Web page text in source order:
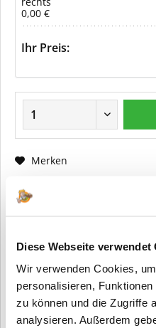
Diese Webseite verwendet
Wir verwenden Cookies,
personalisieren,
zu können und die Zugriffe
analysieren. Außerdem
0,00 €
Ihr Preis:
Merken
Artikel-Nr.:
ER0002